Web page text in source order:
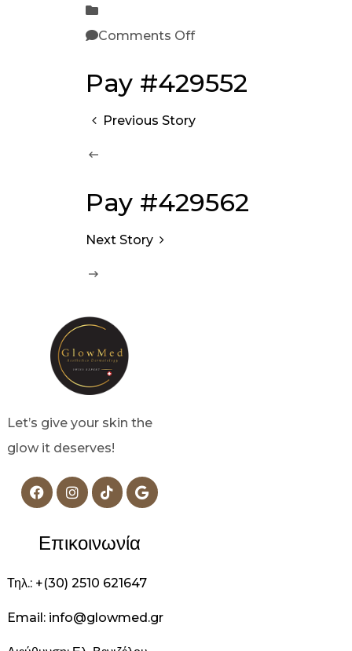
Comments Off
Pay #429552
Previous Story
Pay #429562
Next Story
Let’s give your skin the
glow it deserves!
Επικοινωνία
Τηλ.: +(30) 2510 621647
Email: info@glowmed.gr